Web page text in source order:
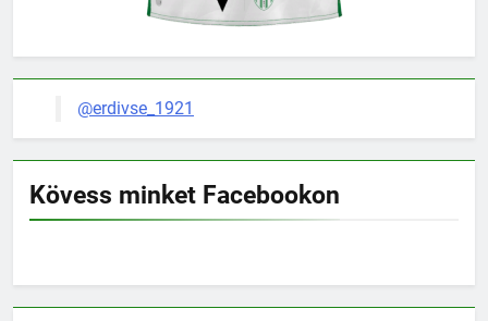
@erdivse_1921
Kövess minket Facebookon